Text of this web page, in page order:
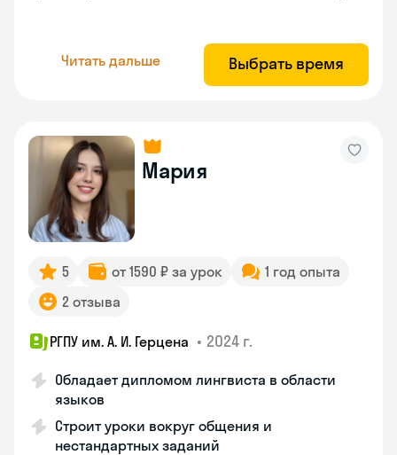
Читать дальше Выбрать время
Мария
5 от 1590 ₽ за урок
1 год опыта
2 отзыва
РГПУ им. А. И. Герцена • 2024 г.
Обладает дипломом лингвиста в области
языков
Строит уроки вокруг общения и
нестандартных заданий